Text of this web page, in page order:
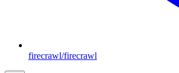
firecrawl/firecrawl